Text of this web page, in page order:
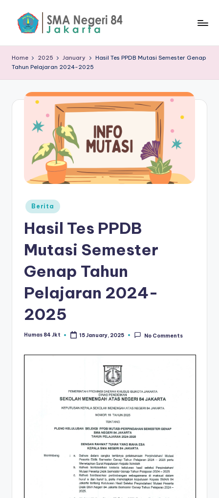
M
A
rt
Home 2025 January
Hasil Tes PPDB Mutasi Semester Genap
Tahun Pelajaran 2024-2025
Posted
in
Berita
Hasil Tes PPDB
Mutasi Semester
Genap Tahun
Pelajaran 2024-
2025
Posted
Humas 84 Jkt 15 January, 2025 No Comments